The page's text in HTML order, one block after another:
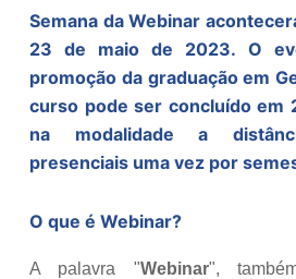
Semana da Webinar
23 de maio de 2023. O
promoção da graduação em
curso pode ser concluído em
na modalidade a
presenciais uma vez por
O que é Webinar?
A palavra "Webinar",